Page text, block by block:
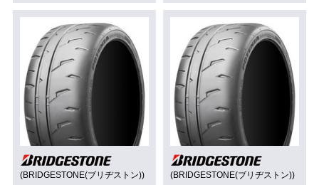
(BRIDGESTONE(ブリヂストン)) (BRIDGESTONE(ブリヂストン))